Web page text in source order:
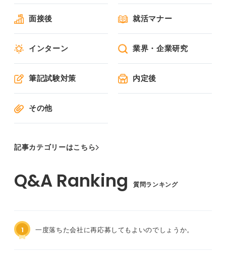
面接後 就活マナー
インターン 業界・企業研究
筆記試験対策 内定後
その他
記事カテゴリーはこちら
質問ランキング
1 一度落ちた会社に再応募してもよいのでしょうか。